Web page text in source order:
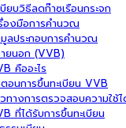
บียบวิธีลดก๊าซเรือนกระจก
องมือการคำนวณ
ลประกอบการคำนวณ
ายนอก (VVB)
คืออะไร
อนการขึ้นทะเบียน VVB
ทางการตรวจสอบความใช้
ที่ได้รับการขึ้นทะเบียน